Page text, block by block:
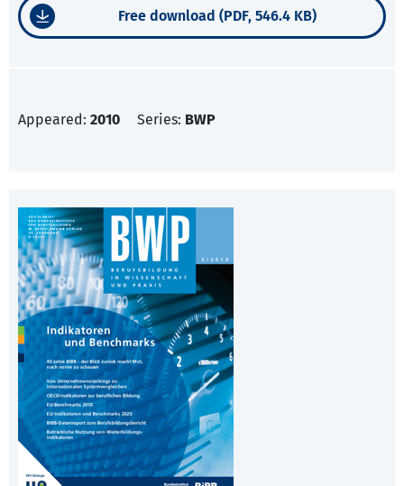
Free download (PDF, 546.4 KB)
Appeared: 2010 Series: BWP